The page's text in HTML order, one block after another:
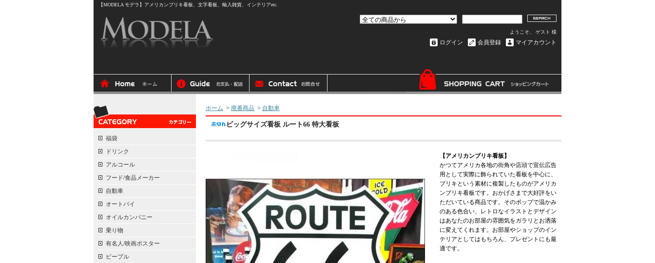
【MODELA モデラ】アメリカンブリキ看板、文字看板、輸入雑貨、インテリアetc.
ようこそ、 ゲスト 様
マイアカウント
会員登録
ログイン
福袋
ドリンク
アルコール
フード/食品メーカー
自動車
オートバイ
オイルカンパニー
乗り物
有名人/映画ポスター
ピープル
ホーム > 廃番商品 > 自動車
ビッグサイズ看板 ルート66 特大看板
【アメリカンブリキ看板】
かつてアメリカ各地の街角や店頭で宣伝広告
用として実際に飾られていた看板を中心に、
ブリキという素材に複製したものがアメリカ
ンブリキ看板です。おかげさまで大好評をい
ただいている商品です。そのポップで温かみ
のある色合い、レトロなイラストとデザイン
はあなたのお部屋の雰囲気をガラリとお洒落
に変えてくれます。お部屋やショップのイン
テリアとしてはもちろん、プレゼントにも最
適です。